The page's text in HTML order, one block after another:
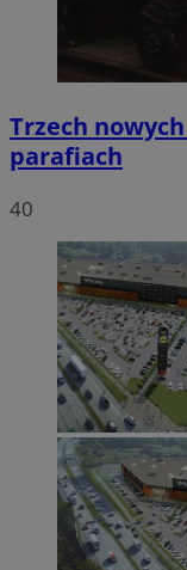
Trzech
parafiach
40